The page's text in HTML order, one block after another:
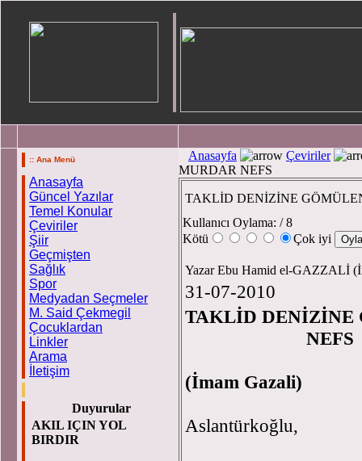
:: Ana Menü
Anasayfa
Güncel Yazılar
Temel Konular
Çeviriler
Şiir
Geçmişten
Sağlık
Spor
Medyadan Seçmeler
M. Said Çekmegil
Çocuklardan
Linkler
Arama
İletişim
Duyurular
AKIL IÇIN YOL
BIRDIR
Anasayfa
Çeviriler
MURDAR NEFS
TAKLİD DENİZİNE
Kullanıcı Oylama: / 8
Kötü
Çok iyi
Yazar Ebu Hamid el-GAZZALİ
31-07-2010
TAKLİD DENİZİNE
NEFS
(İmam Gazali)
Aslantürkoğlu,